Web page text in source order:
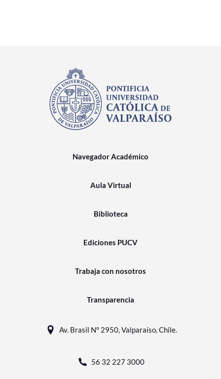
Navegador Académico
Aula Virtual
Biblioteca
Ediciones PUCV
Trabaja con nosotros
Transparencia
Av. Brasil N° 2950, Valparaíso, Chile.
56 32 227 3000